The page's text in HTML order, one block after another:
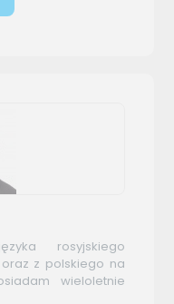
rosyjskiego
z polskiego na
wieloletnie